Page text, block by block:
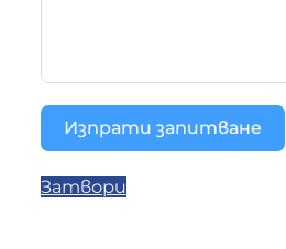
Изпрати запитване
Затвори